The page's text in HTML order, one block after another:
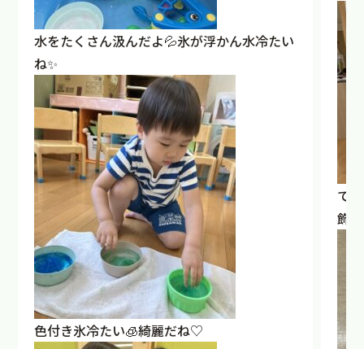
水をたくさん汲んだよ💦氷が浮かん水冷たい
ね✨
色付き氷冷たい🧊綺麗だね♡
で
飾